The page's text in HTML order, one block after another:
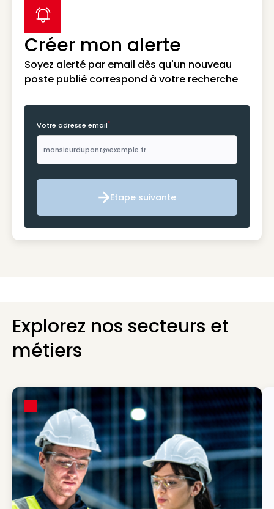
Créer mon alerte
Soyez alerté par email dès qu'un nouveau
poste publié correspond à votre recherche
label icon
Votre adresse email*
Etape suivante
Etape suivante
Explorez nos secteurs et
métiers